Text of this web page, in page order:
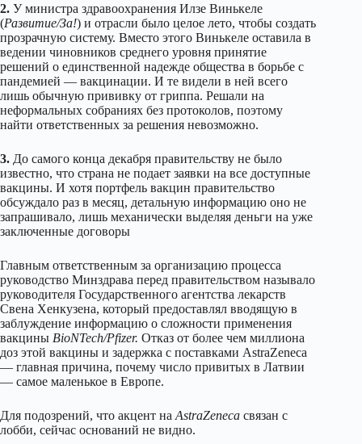
2. У министра здравоохранения Илзе Винькеле
(Развитие/За!) и отрасли было целое лето, чтобы создать
прозрачную систему. Вместо этого Винькеле оставила в
ведении чиновников среднего уровня принятие
решений о единственной надежде общества в борьбе с
пандемией — вакцинации. И те видели в ней всего
лишь обычную прививку от гриппа. Решали на
неформальных собраниях без протоколов, поэтому
найти ответственных за решения невозможно.
3. До самого конца декабря правительству не было
известно, что страна не подает заявки на все доступные
вакцины. И хотя портфель вакцин правительство
обсуждало раз в месяц, детальную информацию оно не
запрашивало, лишь механически выделяя деньги на уже
заключенные договоры
Главным ответственным за организацию процесса
руководство Минздрава перед правительством называло
руководителя Государственного агентства лекарств
Свена Хенкузена, который предоставлял вводящую в
заблуждение информацию о сложности применения
вакцины BioNTech/Pfizer. Отказ от более чем миллиона
доз этой вакцины и задержка с поставками AstraZeneca
— главная причина, почему число привитых в Латвии
— самое маленькое в Европе.
Для подозрений, что акцент на AstraZeneca связан с
лобби, сейчас оснований не видно.